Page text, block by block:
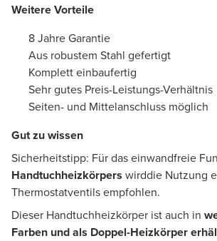
Weitere Vorteile
8 Jahre Garantie
Aus robustem Stahl gefertigt
Komplett einbaufertig
Sehr gutes Preis-Leistungs-Verhältnis
Seiten- und Mittelanschluss möglich
Gut zu wissen
Sicherheitstipp: Für das einwandfreie
Handtuchheizkörpers wirddie Nutzung
Thermostatventils empfohlen.
Dieser Handtuchheizkörper ist auch in
Farben und als Doppel-Heizkörper